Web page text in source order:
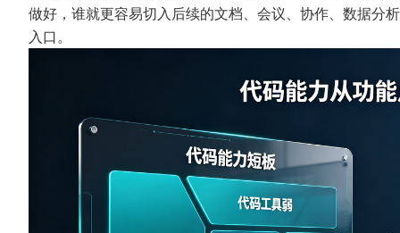
做好，谁就更容易切入后续的文档、会议、协作、数据分
入口。